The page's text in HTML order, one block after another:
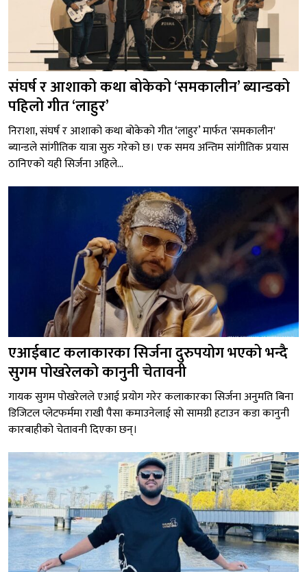
संघर्ष र आशाको कथा बोकेको ‘समकालीन’ ब्यान्डको
पहिलो गीत ‘लाहुर’
निराशा, संघर्ष र आशाको कथा बोकेको गीत ‘लाहुर’ मार्फत 'समकालीन'
ब्यान्डले सांगीतिक यात्रा सुरु गरेको छ। एक समय अन्तिम सांगीतिक प्रयास
ठानिएको यही सिर्जना अहिले...
एआईबाट कलाकारका सिर्जना दुरुपयोग भएको भन्दै
सुगम पोखरेलको कानुनी चेतावनी
गायक सुगम पोखरेलले एआई प्रयोग गरेर कलाकारका सिर्जना अनुमति बिना
डिजिटल प्लेटफर्ममा राखी पैसा कमाउनेलाई सो सामग्री हटाउन कडा कानुनी
कारबाहीको चेतावनी दिएका छन्।